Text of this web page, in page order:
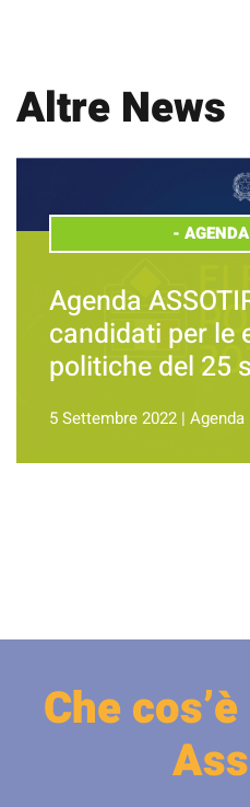
Altre News
- AGENDA
Agenda
candidati per le
politiche del 25
5 Settembre 2022 | Agenda
Che